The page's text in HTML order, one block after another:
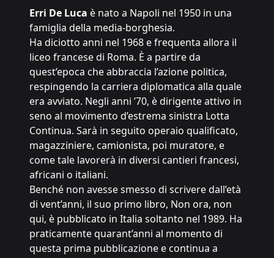
Erri De Luca è nato a Napoli nel 1950 in una
famiglia della media-borghesia.
Ha diciotto anni nel 1968 e frequenta allora il
liceo francese di Roma. È a partire da
quest’epoca che abbraccia l’azione politica,
respingendo la carriera diplomatica alla quale
era avviato. Negli anni ’70, è dirigente attivo in
seno al movimento d’estrema sinistra Lotta
Continua. Sarà in seguito operaio qualificato,
magazziniere, camionista, poi muratore, e
come tale lavorerà in diversi cantieri francesi,
africani o italiani.
Benché non avesse smesso di scrivere dall’età
di vent’anni, il suo primo libro, Non ora, non
qui, è pubblicato in Italia soltanto nel 1989. Ha
praticamente quarant’anni al momento di
questa prima pubblicazione e continua a